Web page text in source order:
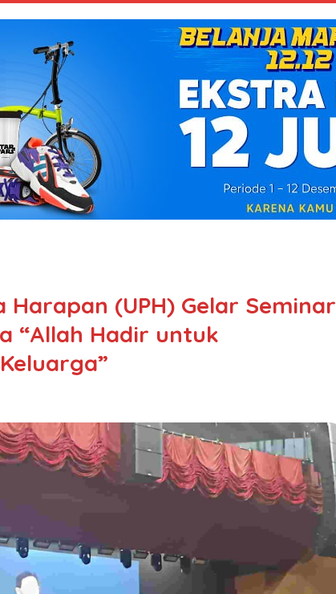
Harapan (UPH) Gelar Seminar
“Allah Hadir untuk